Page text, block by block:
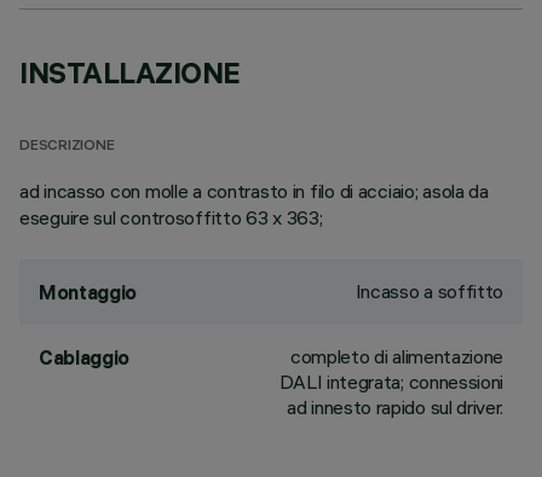
INSTALLAZIONE
DESCRIZIONE
ad incasso con molle a contrasto in filo di acciaio; asola da
eseguire sul controsoffitto 63 x 363;
Montaggio Incasso a soffitto
Cablaggio
completo di alimentazione
DALI integrata; connessioni
ad innesto rapido sul driver.